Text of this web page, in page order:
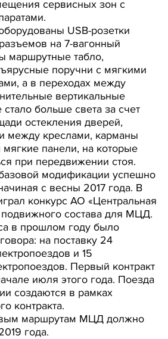
сервисных зон с
USB-розетки
на 7-вагонный
маршрутные табло,
поручни с мягкими
а в переходах между
вертикальные
больше света за счет
остекления дверей,
между креслами, карманы
панели, на которые
при передвижении стоя.
модификации успешно
с весны 2017 года. В
конкурс АО «Центральная
состава для МЦД.
в прошлом году было
на поставку 24
и 15
Первый контракт
июля этого года. Поезда
создаются в рамках
контракта.
маршрутам МЦД должно
года.